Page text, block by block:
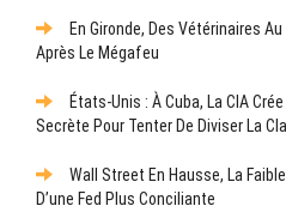
En Gironde, Des Vétérinaires
Après Le Mégafeu
États-Unis : À Cuba, La CIA
Secrète Pour Tenter De Diviser La
Wall Street En Hausse, La
D’une Fed Plus Conciliante